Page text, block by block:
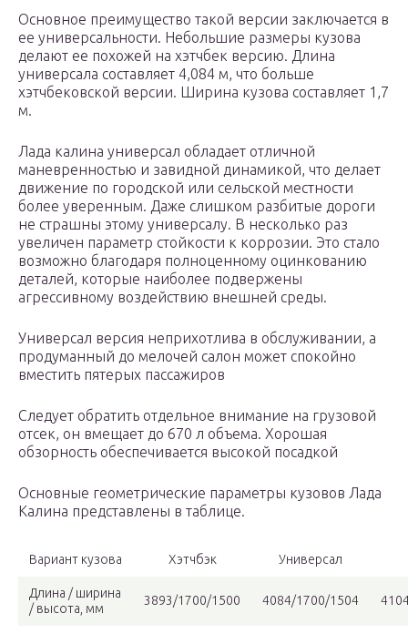
Основное преимущество такой версии заключается в
ее универсальности. Небольшие размеры кузова
делают ее похожей на хэтчбек версию. Длина
универсала составляет 4,084 м, что больше
хэтчбековской версии. Ширина кузова составляет 1,7
м.
Лада калина универсал обладает отличной
маневренностью и завидной динамикой, что делает
движение по городской или сельской местности
более уверенным. Даже слишком разбитые дороги
не страшны этому универсалу. В несколько раз
увеличен параметр стойкости к коррозии. Это стало
возможно благодаря полноценному оцинкованию
деталей, которые наиболее подвержены
агрессивному воздействию внешней среды.
Универсал версия неприхотлива в обслуживании, а
продуманный до мелочей салон может спокойно
вместить пятерых пассажиров
Следует обратить отдельное внимание на грузовой
отсек, он вмещает до 670 л объема. Хорошая
обзорность обеспечивается высокой посадкой
Основные геометрические параметры кузовов Лада
Калина представлены в таблице.
Вариант кузова Хэтчбэк Универсал
Длина / ширина
/ высота, мм
3893/1700/1500 4084/1700/1504